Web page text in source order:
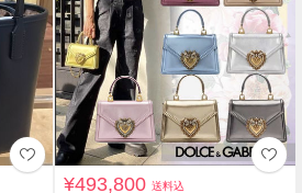
¥493,800送料込